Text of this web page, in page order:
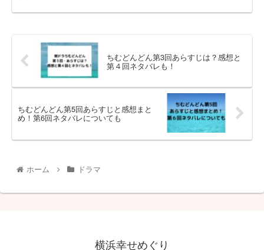
ちむどんどん第3回あらすじは？感想と
第４回ネタバレも！
ちむどんどん第5回あらすじと感想まと
め！第6回ネタバレについても
ホーム ドラマ
横浜幸せめぐり